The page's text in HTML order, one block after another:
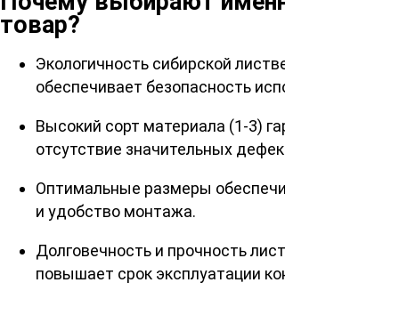
товар?
Экологичность сибирской лиственницы
обеспечивает безопасность использования.
Высокий сорт материала (1-3) гарантирует
отсутствие значительных дефектов.
Оптимальные размеры обеспечивают легкость
и удобство монтажа.
Долговечность и прочность лиственницы
повышает срок эксплуатации конструкций.